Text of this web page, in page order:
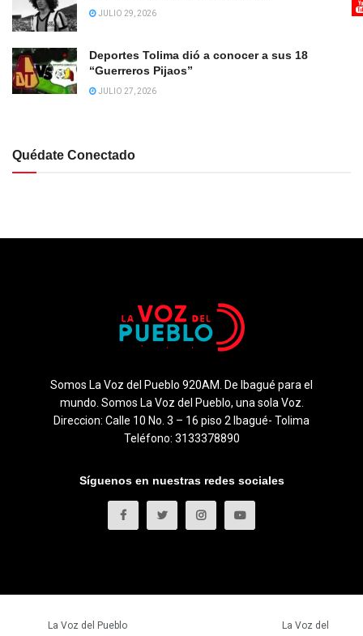
JULIO 29, 2026
Deportes Tolima dió a conocer a sus 18
“Guerreros Pijaos”
JULIO 27, 2026
Quédate Conectado
Somos La Voz del Pueblo 920AM. De Ibagué para el
mundo. Somos La Voz del Pueblo, una sola Voz.
Direccion: Calle 10 No. 3 – 16 piso 2 Ibagué- Tolima
Teléfono: 3133378890
Síguenos en nuestras redes sociales
La Voz del Pueblo La Voz del